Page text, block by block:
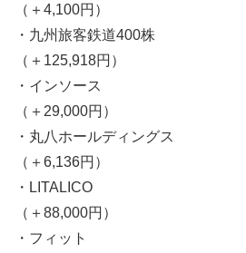
（＋4,100円）
・九州旅客鉄道400株
（＋125,918円）
・インソース
（＋29,000円）
・丸八ホールディングス
（＋6,136円）
・LITALICO
（＋88,000円）
・フィット